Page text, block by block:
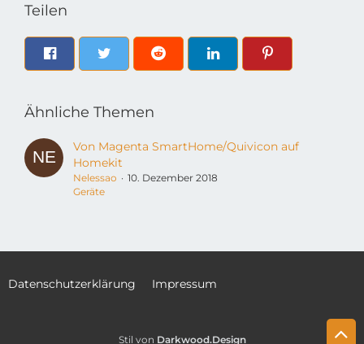
Teilen
Ähnliche Themen
Von Magenta SmartHome/Quivicon auf
Homekit
Nelessao
10. Dezember 2018
Geräte
Datenschutzerklärung Impressum
Stil von Darkwood.Design